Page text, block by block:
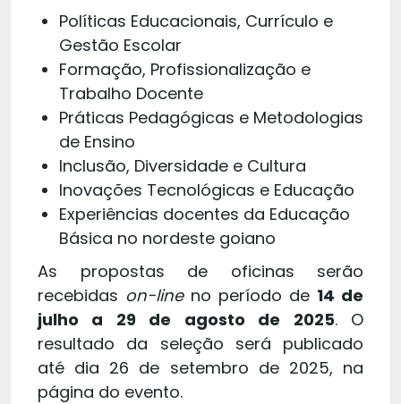
Políticas Educacionais, Currículo e
Gestão Escolar
Formação, Profissionalização e
Trabalho Docente
Práticas Pedagógicas e Metodologias
de Ensino
Inclusão, Diversidade e Cultura
Inovações Tecnológicas e Educação
Experiências docentes da Educação
Básica no nordeste goiano
As propostas de oficinas serão
recebidas on-line no período de 14 de
julho a 29 de agosto de 2025. O
resultado da seleção será publicado
até dia 26 de setembro de 2025, na
página do evento.